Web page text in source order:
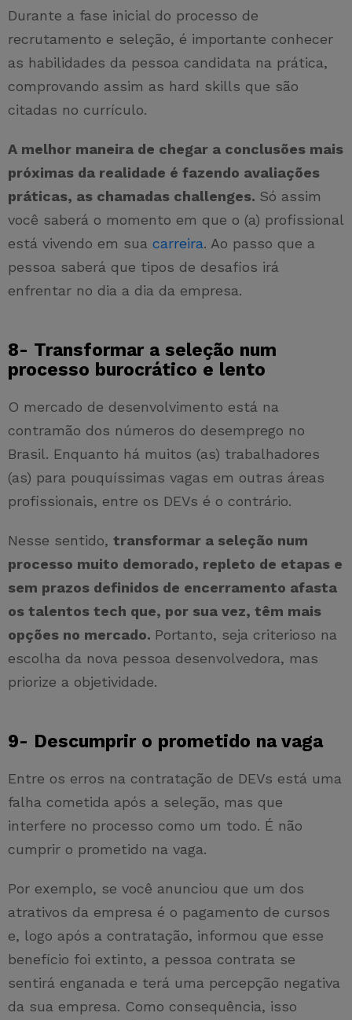
Durante a fase inicial do processo de
recrutamento e seleção, é importante conhecer
as habilidades da pessoa candidata na prática,
comprovando assim as hard skills que são
citadas no currículo.
A melhor maneira de chegar a conclusões mais
próximas da realidade é fazendo avaliações
práticas, as chamadas challenges. Só assim
você saberá o momento em que o (a) profissional
está vivendo em sua carreira. Ao passo que a
pessoa saberá que tipos de desafios irá
enfrentar no dia a dia da empresa.
8- Transformar a seleção num
processo burocrático e lento
O mercado de desenvolvimento está na
contramão dos números do desemprego no
Brasil. Enquanto há muitos (as) trabalhadores
(as) para pouquíssimas vagas em outras áreas
profissionais, entre os DEVs é o contrário.
Nesse sentido, transformar a seleção num
processo muito demorado, repleto de etapas e
sem prazos definidos de encerramento afasta
os talentos tech que, por sua vez, têm mais
opções no mercado. Portanto, seja criterioso na
escolha da nova pessoa desenvolvedora, mas
priorize a objetividade.
9- Descumprir o prometido na vaga
Entre os erros na contratação de DEVs está uma
falha cometida após a seleção, mas que
interfere no processo como um todo. É não
cumprir o prometido na vaga.
Por exemplo, se você anunciou que um dos
atrativos da empresa é o pagamento de cursos
e, logo após a contratação, informou que esse
benefício foi extinto, a pessoa contrata se
sentirá enganada e terá uma percepção negativa
da sua empresa. Como consequência, isso